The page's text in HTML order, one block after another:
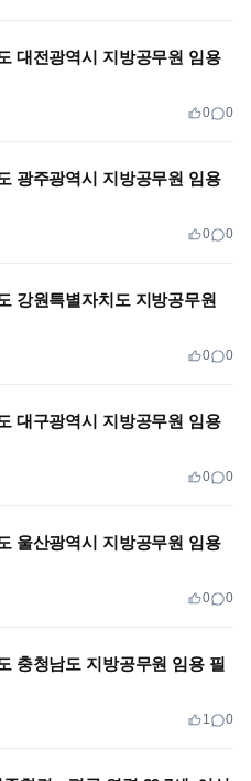
대전광역시 지방공무원 임용
0 0
광주광역시 지방공무원 임용
0 0
강원특별자치도 지방공무원
0 0
대구광역시 지방공무원 임용
0 0
울산광역시 지방공무원 임용
0 0
충청남도 지방공무원 임용 필
1 0